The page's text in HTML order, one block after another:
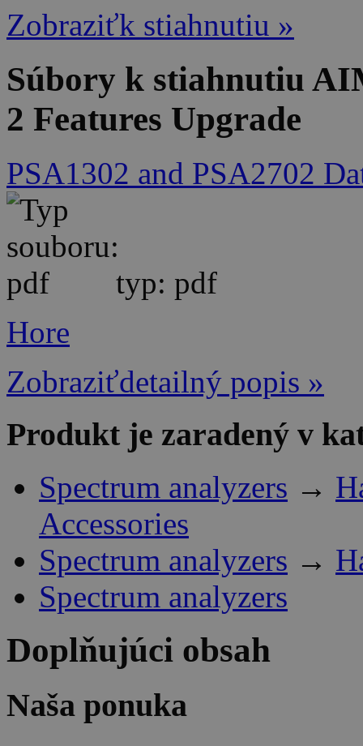
Zobraziťk stiahnutiu »
Súbory k stiahnutiu
2 Features Upgrade
PSA1302 and PSA2702
typ: pdf
Hore
Zobraziťdetailný popis »
Produkt je zaradený v
Spectrum analyzers →
Accessories
Spectrum analyzers →
Spectrum analyzers
Doplňujúci obsah
Naša ponuka